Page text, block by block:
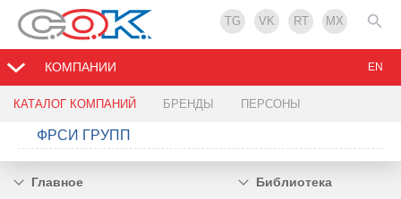
TG VK RT MX
КОМПАНИИ
КАТАЛОГ КОМПАНИЙ БРЕНДЫ ПЕРСОНЫ
EN
ФРСИ ГРУПП
Главное
Библиотека